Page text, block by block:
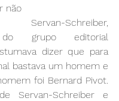
não
Servan-Schreiber,
do grupo editorial
dizer que para
bastava um homem e
foi Bernard Pivot.
Servan-Schreiber e